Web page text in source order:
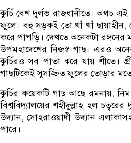
কুর্চি বেশ দুর্লভ রাজধানীতে। অথচ
ফুলে। বহু সড়কই তো খাঁ খাঁ ছায়াহীন,
করে পাপড়ি। দেখতে অনেকটা রঙ্গনের
উপমহাদেশের নিজস্ব গাছ। এরও
কুর্চিরও সব পাতা ঝরে যায় শীতে।
গাছটিকেই সুসজ্জিত ফুলের তোড়ার
কুর্চির কয়েকটি গাছ আছে রমনায়,
বিশ্ববিদ্যালয়ের শহীদুল্লাহ হল
উদ্যান, সোহরাওয়ার্দী উদ্যান
পারে।